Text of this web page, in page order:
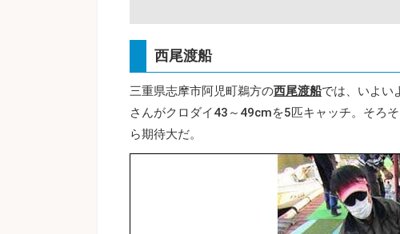
西尾渡船
三重県志摩市阿児町鵜方の西尾渡船では、いよい
さんがクロダイ43～49cmを5匹キャッチ。そろ
ら期待大だ。